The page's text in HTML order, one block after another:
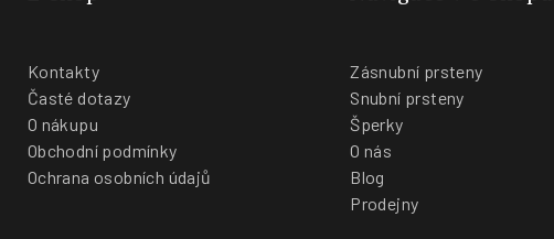
Kontakty
Časté dotazy
O nákupu
Obchodní podmínky
Ochrana osobních údajů
Zásnubní prsteny
Snubní prsteny
Šperky
O nás
Blog
Prodejny